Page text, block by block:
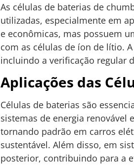
As células de baterias de
utilizadas, especialmente em
e econômicas, mas possuem
com as células de íon de lítio.
incluindo a verificação regular
Aplicações das
Células de baterias são
sistemas de energia renovável
tornando padrão em carros
sustentável. Além disso, em
posterior, contribuindo para a